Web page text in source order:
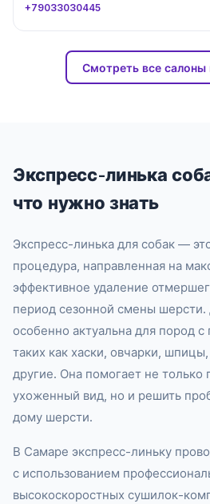
+79033030445
Смотреть все
Экспресс-линька
что нужно знать
Экспресс-линька для собак —
процедура, направленная на
эффективное удаление
период сезонной смены шерсти.
особенно актуальна для пород
таких как хаски, овчарки,
другие. Она помогает не только
ухоженный вид, но и решить
дому шерсти.
В Самаре экспресс-линьку
с использованием
высокоскоростных сушилок-